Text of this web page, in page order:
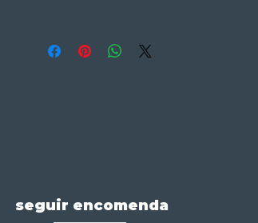
seguir encomenda